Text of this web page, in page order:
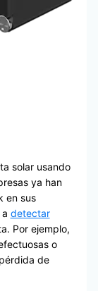
solar usando
ya han
en sus
detectar
Por ejemplo,
o
de